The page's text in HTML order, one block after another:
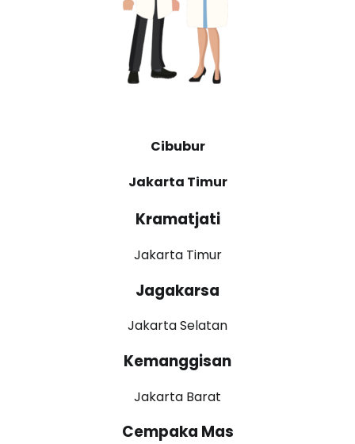
Cibubur
Jakarta Timur
Kramatjati
Jakarta Timur
Jagakarsa
Jakarta Selatan
Kemanggisan
Jakarta Barat
Cempaka Mas